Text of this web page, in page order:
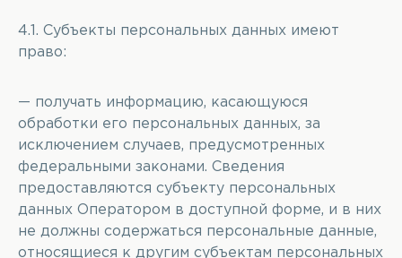
4.1. Субъекты персональных данных имеют
право:
— получать информацию, касающуюся
обработки его персональных данных, за
исключением случаев, предусмотренных
федеральными законами. Сведения
предоставляются субъекту персональных
данных Оператором в доступной форме, и в них
не должны содержаться персональные данные,
относящиеся к другим субъектам персональных